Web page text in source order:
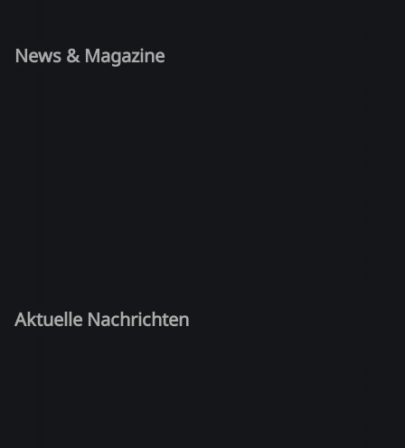
News & Magazine
Aktuelle Nachrichten